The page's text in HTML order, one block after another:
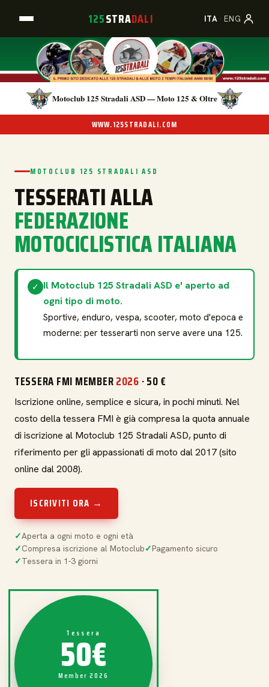
125STRADALI ITA · ENG
Motoclub 125 Stradali ASD — Moto 125 & Oltre
WWW.125STRADALI.COM
MOTOCLUB 125 STRADALI ASD
TESSERATI ALLA
FEDERAZIONE
MOTOCICLISTICA ITALIANA
✓ Il Motoclub 125 Stradali ASD e' aperto ad
ogni tipo di moto.
Sportive, enduro, vespa, scooter, moto d'epoca e
moderne: per tesserarti non serve avere una 125.
TESSERA FMI MEMBER2026 · 50 €
Iscrizione online, semplice e sicura, in pochi minuti. Nel
costo della tessera FMI è già compresa la quota annuale
di iscrizione al Motoclub 125 Stradali ASD, punto di
riferimento per gli appassionati di moto dal 2017 (sito
online dal 2008).
ISCRIVITI ORA →
Aperta a ogni moto e ogni età
Compresa iscrizione al Motoclub
Pagamento sicuro
Tessera in 1-3 giorni
Tessera
50€
Member 2026
ABC